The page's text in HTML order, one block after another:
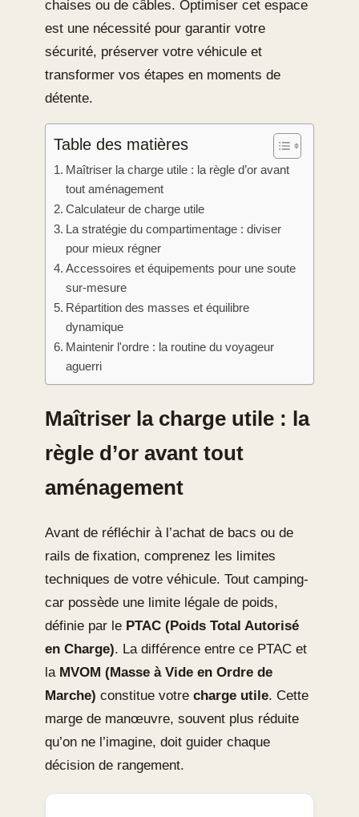
chaises ou de câbles. Optimiser cet espace
est une nécessité pour garantir votre
sécurité, préserver votre véhicule et
transformer vos étapes en moments de
détente.
Table des matières
Maîtriser la charge utile : la règle d’or avant
tout aménagement
Calculateur de charge utile
La stratégie du compartimentage : diviser
pour mieux régner
Accessoires et équipements pour une soute
sur-mesure
Répartition des masses et équilibre
dynamique
Maintenir l'ordre : la routine du voyageur
aguerri
Maîtriser la charge utile : la
règle d’or avant tout
aménagement
Avant de réfléchir à l’achat de bacs ou de
rails de fixation, comprenez les limites
techniques de votre véhicule. Tout camping-
car possède une limite légale de poids,
définie par le PTAC (Poids Total Autorisé
en Charge). La différence entre ce PTAC et
la MVOM (Masse à Vide en Ordre de
Marche) constitue votre charge utile. Cette
marge de manœuvre, souvent plus réduite
qu’on ne l’imagine, doit guider chaque
décision de rangement.